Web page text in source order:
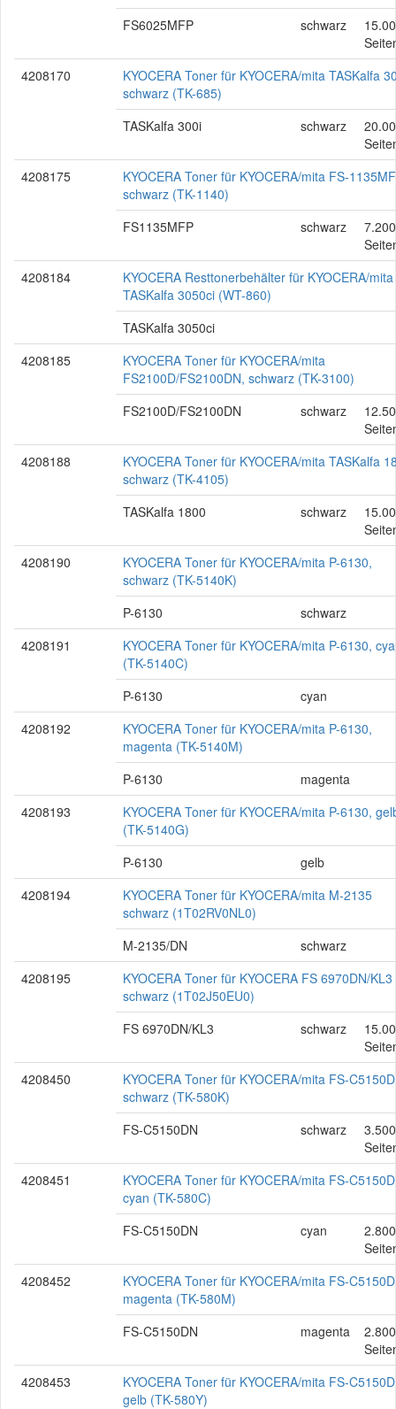
FS6025MFP
schwarz
4208170
KYOCERA Toner für KYOCERA/mita TASKalfa
schwarz (TK-685)
TASKalfa 300i
schwarz
4208175
KYOCERA Toner für KYOCERA/mita FS-
schwarz (TK-1140)
FS1135MFP
schwarz
7.200
4208184
KYOCERA Resttonerbehälter für KYOCERA/mita
TASKalfa 3050ci (WT-860)
TASKalfa 3050ci
4208185
KYOCERA Toner für KYOCERA/mita
FS2100D/FS2100DN, schwarz (TK-3100)
FS2100D/FS2100DN
schwarz
4208188
KYOCERA Toner für KYOCERA/mita TASKalfa
schwarz (TK-4105)
TASKalfa 1800
schwarz
4208190
KYOCERA Toner für KYOCERA/mita P-6130,
schwarz (TK-5140K)
P-6130
schwarz
4208191
KYOCERA Toner für KYOCERA/mita P-6130,
(TK-5140C)
P-6130
cyan
4208192
KYOCERA Toner für KYOCERA/mita P-6130,
magenta (TK-5140M)
P-6130
magenta
4208193
KYOCERA Toner für KYOCERA/mita P-6130,
(TK-5140G)
P-6130
gelb
4208194
KYOCERA Toner für KYOCERA/mita M-2135
schwarz (1T02RV0NL0)
M-2135/DN
schwarz
4208195
KYOCERA Toner für KYOCERA FS 6970DN/KL3
schwarz (1T02J50EU0)
FS 6970DN/KL3
schwarz
4208450
KYOCERA Toner für KYOCERA/mita FS-
schwarz (TK-580K)
FS-C5150DN
schwarz
3.500
4208451
KYOCERA Toner für KYOCERA/mita FS-
cyan (TK-580C)
FS-C5150DN
cyan
2.800
4208452
KYOCERA Toner für KYOCERA/mita FS-
magenta (TK-580M)
FS-C5150DN
magenta
2.800
4208453
KYOCERA Toner für KYOCERA/mita FS-
gelb (TK-580Y)